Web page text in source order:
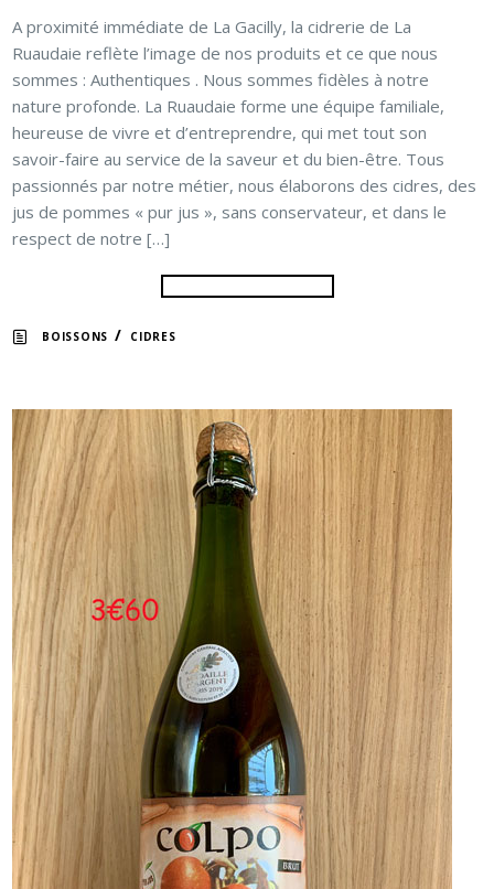
A proximité immédiate de La Gacilly, la cidrerie de La
Ruaudaie reflète l’image de nos produits et ce que nous
sommes : Authentiques . Nous sommes fidèles à notre
nature profonde. La Ruaudaie forme une équipe familiale,
heureuse de vivre et d’entreprendre, qui met tout son
savoir-faire au service de la saveur et du bien-être. Tous
passionnés par notre métier, nous élaborons des cidres, des
jus de pommes « pur jus », sans conservateur, et dans le
respect de notre […]
BOISSONS / CIDRES